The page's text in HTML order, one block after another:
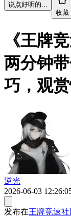
说点好听的...
收藏
《王牌
两分钟
巧，观
逆光
2026-06-03
发布在王牌竞速社